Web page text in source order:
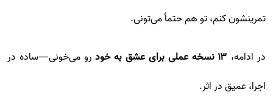
تمرینشون کنم، تو هم حتماً می‌تونی.
در ادامه، ۱۳ نسخه عملی برای عشق به خود
رو می‌خونی—ساده در
اجرا، عمیق در اثر.